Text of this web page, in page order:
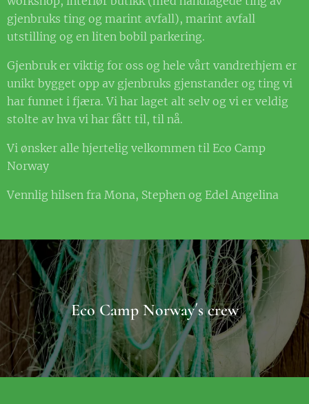
gjenbruks ting og marint avfall), marint avfall
utstilling og en liten bobil parkering.
Gjenbruk er viktig for oss og hele vårt vandrerhjem er
unikt bygget opp av gjenbruks gjenstander og ting vi
har funnet i fjæra. Vi har laget alt selv og vi er veldig
stolte av hva vi har fått til, til nå.
Vi ønsker alle hjertelig velkommen til Eco Camp
Norway
Vennlig hilsen fra Mona, Stephen og Edel Angelina
Eco Camp Norway´s crew